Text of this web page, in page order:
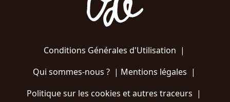
Conditions Générales d'Utilisation |
Qui sommes-nous ?| Mentions légales |
Politique sur les cookies et autres traceurs |